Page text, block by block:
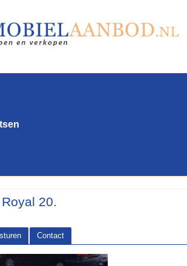
20.
Contact
<< Terug naar het advertentie overzicht